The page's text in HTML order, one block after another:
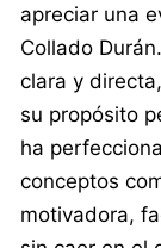
apreciar una
Collado
clara y
su propósito
ha
conceptos
motivadora,